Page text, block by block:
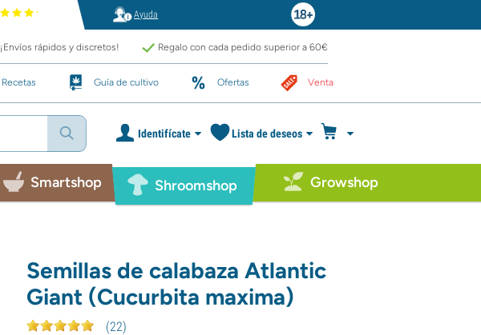
Ayuda
¡Envíos rápidos y discretos! Regalo con cada pedido superior a 60€
Recetas Guía de cultivo Ofertas Venta
Identifícate Lista de deseos
Smartshop Shroomshop Growshop
Semillas de calabaza Atlantic
Giant (Cucurbita maxima)
(22)